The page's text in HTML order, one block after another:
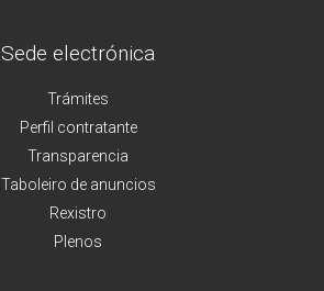
Sede electrónica
Trámites
Perfil contratante
Transparencia
Taboleiro de anuncios
Rexistro
Plenos